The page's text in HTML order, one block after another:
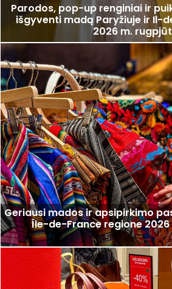
Parodos, pop-up renginiai ir
išgyventi madą Paryžiuje ir Il-
2026 m.
Geriausi mados ir apsipirkimo
Île-de-France regione